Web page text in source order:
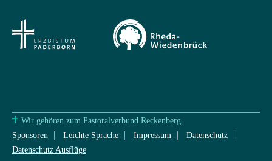
Wir gehören zum Pastoralverbund Reckenberg
Sponsoren
Leichte Sprache Impressum
Datenschutz
Datenschutz Ausflüge